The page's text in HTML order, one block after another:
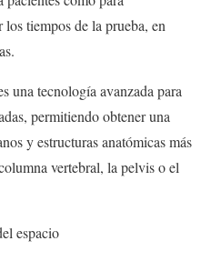
los tiempos de la prueba, en
una tecnología avanzada para
permitiendo obtener una
y estructuras anatómicas más
vertebral, la pelvis o el
espacio